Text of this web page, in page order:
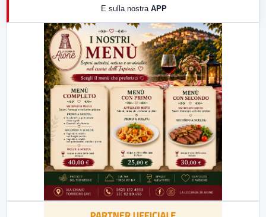
LabNews (replica)
E sulla nostra APP